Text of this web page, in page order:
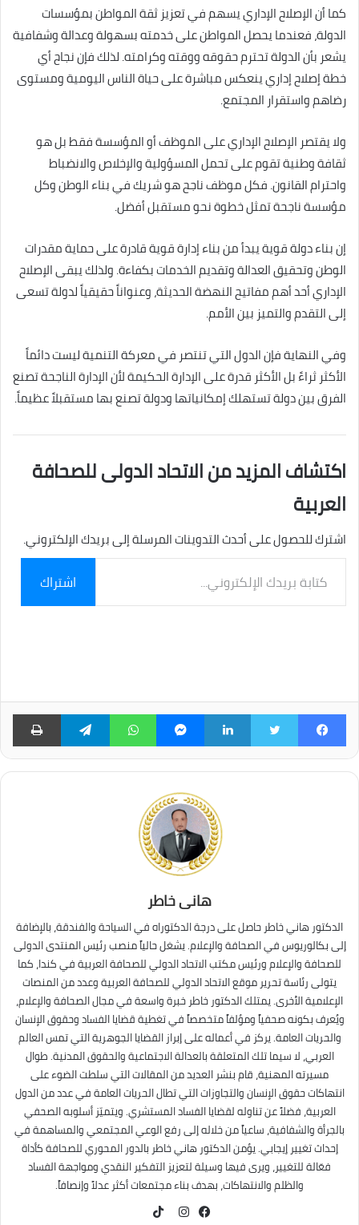
كما أن الإصلاح الإداري يسهم في تعزيز ثقة المواطن بمؤسسات
الدولة، فعندما يحصل المواطن على خدمته بسهولة وعدالة وشفافية
يشعر بأن الدولة تحترم حقوقه ووقته وكرامته. لذلك فإن نجاح أي
خطة إصلاح إداري ينعكس مباشرة على حياة الناس اليومية ومستوى
رضاهم واستقرار المجتمع.
ولا يقتصر الإصلاح الإداري على الموظف أو المؤسسة فقط بل هو
ثقافة وطنية تقوم على تحمل المسؤولية والإخلاص والانضباط
واحترام القانون. فكل موظف ناجح هو شريك في بناء الوطن وكل
مؤسسة ناجحة تمثل خطوة نحو مستقبل أفضل.
إن بناء دولة قوية يبدأ من بناء إدارة قوية قادرة على حماية مقدرات
الوطن وتحقيق العدالة وتقديم الخدمات بكفاءة. ولذلك يبقى الإصلاح
الإداري أحد أهم مفاتيح النهضة الحديثة، وعنواناً حقيقياً لدولة تسعى
إلى التقدم والتميز بين الأمم.
وفي النهاية فإن الدول التي تنتصر في معركة التنمية ليست دائماً
الأكثر ثراءً بل الأكثر قدرة على الإدارة الحكيمة لأن الإدارة الناجحة تصنع
الفرق بين دولة تستهلك إمكانياتها ودولة تصنع بها مستقبلاً عظيماً.
اكتشاف المزيد من الاتحاد الدولى للصحافة
العربية
اشترك للحصول على أحدث التدوينات المرسلة إلى بريدك الإلكتروني.
بريدك
الإلكتروني...
اشتراك
فيسبوك لينكدإن ماسنجر واتساب تيلقرام
هانى خاطر
الدكتور هاني خاطر حاصل على درجة الدكتوراه في السياحة والفندقة، بالإضافة
إلى بكالوريوس في الصحافة والإعلام. يشغل حالياً منصب رئيس المنتدى الدولى
للصحافة والإعلام ورئيس مكتب الاتحاد الدولي للصحافة العربية في كندا، كما
يتولى رئاسة تحرير موقع الاتحاد الدولي للصحافة العربية وعدد من المنصات
الإعلامية الأخرى. يمتلك الدكتور خاطر خبرة واسعة في مجال الصحافة والإعلام،
ويُعرف بكونه صحفياً ومؤلفاً متخصصاً في تغطية قضايا الفساد وحقوق الإنسان
والحريات العامة. يركز في أعماله على إبراز القضايا الجوهرية التي تمس العالم
العربي، لا سيما تلك المتعلقة بالعدالة الاجتماعية والحقوق المدنية. طوال
مسيرته المهنية، قام بنشر العديد من المقالات التي سلطت الضوء على
انتهاكات حقوق الإنسان والتجاوزات التي تطال الحريات العامة في عدد من الدول
العربية، فضلاً عن تناوله لقضايا الفساد المستشري. ويتميّز أسلوبه الصحفي
بالجرأة والشفافية، ساعياً من خلاله إلى رفع الوعي المجتمعي والمساهمة في
إحداث تغيير إيجابي. يؤمن الدكتور هاني خاطر بالدور المحوري للصحافة كأداة
فعّالة للتغيير، ويرى فيها وسيلة لتعزيز التفكير النقدي ومواجهة الفساد
والظلم والانتهاكات، بهدف بناء مجتمعات أكثر عدلاً وإنصافاً.